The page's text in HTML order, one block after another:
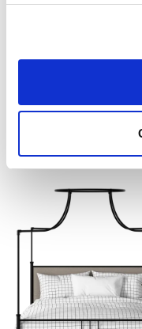
Prix ​​à partir €1520
90cm 120cm 140cm